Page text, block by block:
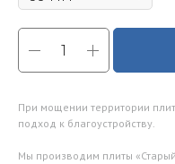
При мощении территории
подход к благоустройству.
Мы производим плиты